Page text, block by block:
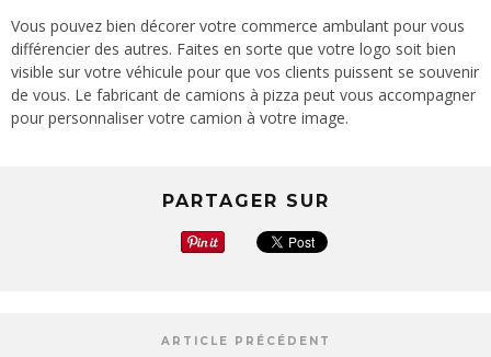
Vous pouvez bien décorer votre commerce ambulant pour vous
différencier des autres. Faites en sorte que votre logo soit bien
visible sur votre véhicule pour que vos clients puissent se souvenir
de vous. Le fabricant de camions à pizza peut vous accompagner
pour personnaliser votre camion à votre image.
PARTAGER SUR
ARTICLE PRÉCÉDENT